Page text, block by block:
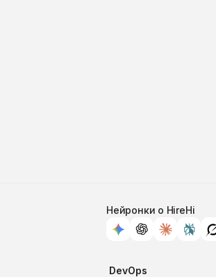
Нейронки о HireHi
DevOps